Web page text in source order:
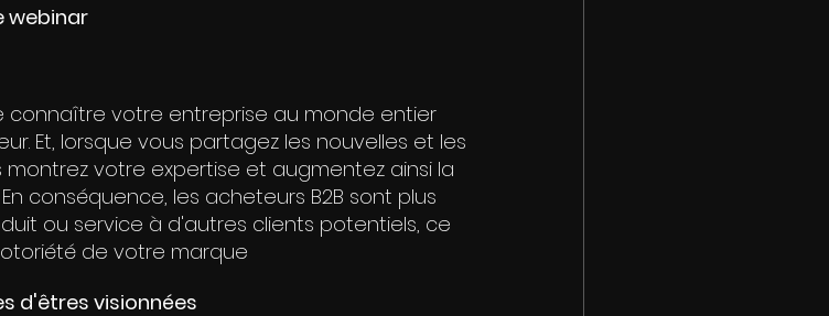
webinar
connaître votre entreprise au monde entier
Et, lorsque vous partagez les nouvelles et les
votre expertise et augmentez ainsi la
conséquence, les acheteurs B2B sont plus
ou service à d'autres clients potentiels, ce
de votre marque
d'êtres visionnées